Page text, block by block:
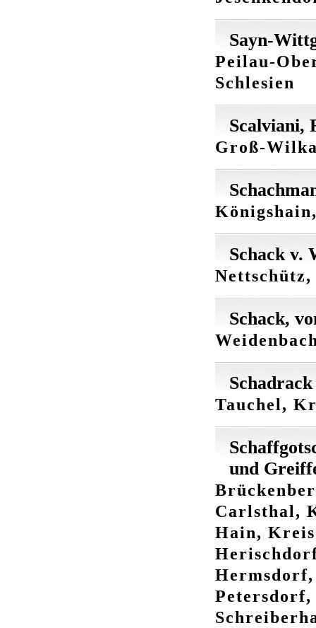
Sayn-
Peilau-
Schlesien
Scalviani,
Groß-
Schack v.
Schack,
Schadrack
Tauchel,
und
Carlsthal,
Hain,